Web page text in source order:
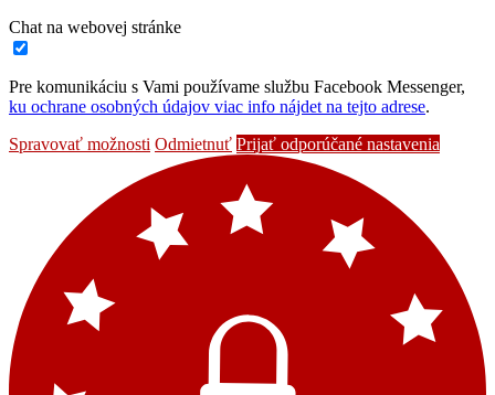
Chat na webovej stránke
Pre komunikáciu s Vami používame službu Facebook Messenger,
ku ochrane osobných údajov viac info nájdet na tejto adrese.
Spravovať možnosti Odmietnuť Prijať odporúčané nastavenia